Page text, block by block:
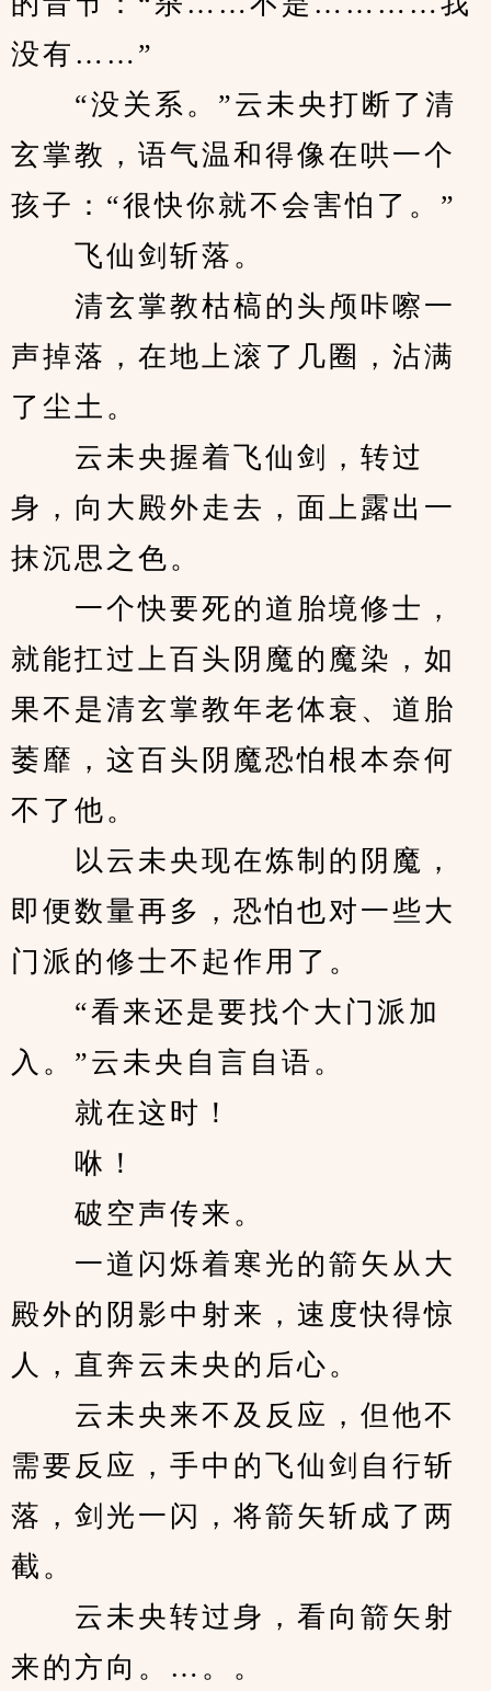
没有……”
“没关系。”云未央打断了清
玄掌教，语气温和得像在哄一个
孩子：“很快你就不会害怕了。”
飞仙剑斩落。
清玄掌教枯槁的头颅咔嚓一
声掉落，在地上滚了几圈，沾满
了尘土。
云未央握着飞仙剑，转过
身，向大殿外走去，面上露出一
抹沉思之色。
一个快要死的道胎境修士，
就能扛过上百头阴魔的魔染，如
果不是清玄掌教年老体衰、道胎
萎靡，这百头阴魔恐怕根本奈何
不了他。
以云未央现在炼制的阴魔，
即便数量再多，恐怕也对一些大
门派的修士不起作用了。
“看来还是要找个大门派加
入。”云未央自言自语。
就在这时！
咻！
破空声传来。
一道闪烁着寒光的箭矢从大
殿外的阴影中射来，速度快得惊
人，直奔云未央的后心。
云未央来不及反应，但他不
需要反应，手中的飞仙剑自行斩
落，剑光一闪，将箭矢斩成了两
截。
云未央转过身，看向箭矢射
来的方向。…。。